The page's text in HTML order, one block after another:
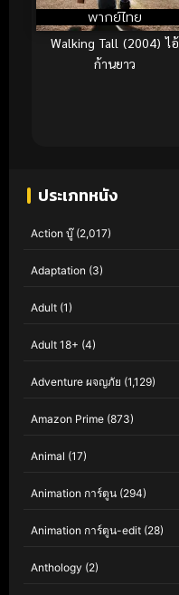
พากย์ไทย
Walking Tall (2004) ไอ้
ก้านยาว
ประเภทหนัง
Action บู๊(2,017)
Adaptation (3)
Adult (1)
Adult 18+ (4)
Adventure ผจญภัย (1,129)
Amazon Prime (873)
Animal (17)
Animation การ์ตูน (294)
Animation การ์ตูน-edit (28)
Anthology (2)